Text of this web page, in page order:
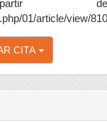
de
01/article/view/810
CITA